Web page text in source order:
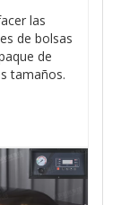
las
de bolsas
de
tamaños.